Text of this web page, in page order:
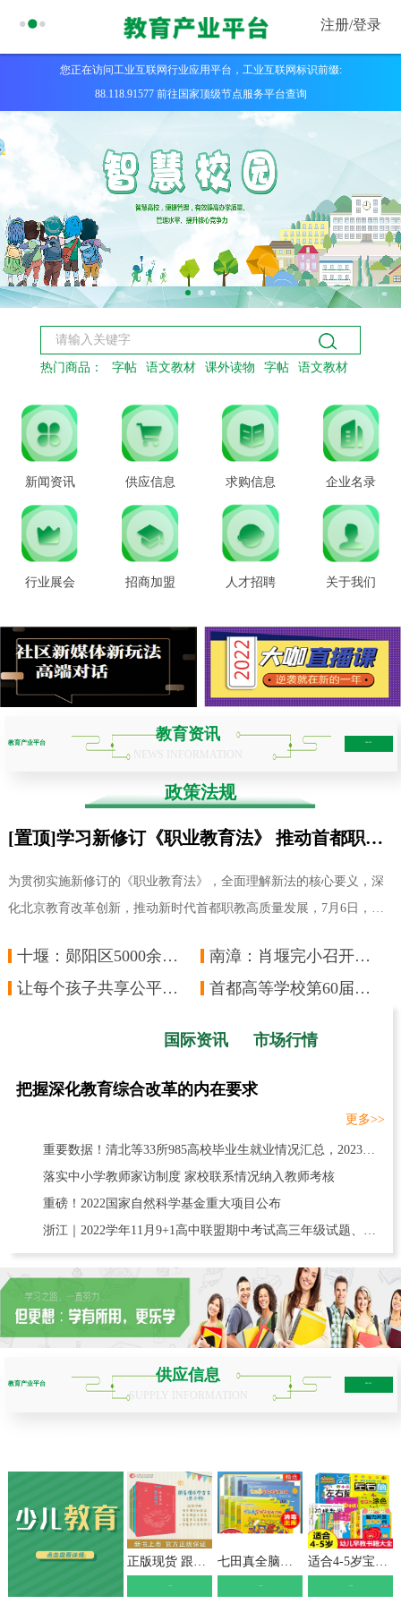
注册/登录
您正在访问工业互联网行业应用平台，工业互联网标识前缀:
88.118.91577 前往国家顶级节点服务平台查询
热门商品： 字帖 语文教材 课外读物 字帖
语文教材
新闻资讯 供应信息 求购信息 企业名录
行业展会 招商加盟 人才招聘 关于我们
教育产业平台 教育资讯 more+
政策法规
[置顶]学习新修订《职业教育法》 推动首都职教高质量发展——市教委组织新修订《职业教育法》会前学习
为贯彻实施新修订的《职业教育法》，全面理解新法的核心要义，深
化北京教育改革创新，推动新时代首都职教高质量发展，7月6日，市
十堰：郧阳区5000余名教职工承诺拒绝酒驾醉驾
南漳：肖堰完小召开线上教学工作安排部署会
让每个孩子共享公平而有质量的教育
首都高等学校第60届学生田径运动会圆满落幕
国际资讯 市场行情
把握深化教育综合改革的内在要求
更多>>
重要数据！清北等33所985高校毕业生就业情况汇总，2023报考必看
落实中小学教师家访制度 家校联系情况纳入教师考核
重磅！2022国家自然科学基金重大项目公布
浙江｜2022学年11月9+1高中联盟期中考试高三年级试题、含赋分表
教育产业平台 供应信息
SUPPLY INFORMATION
more+